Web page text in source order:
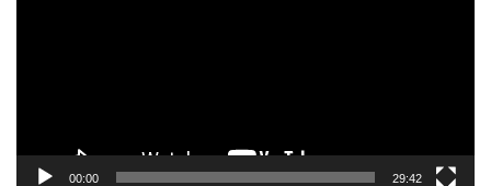
00:00 29:42